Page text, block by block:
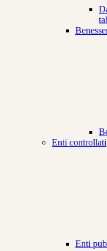
Enti controllati
Enti